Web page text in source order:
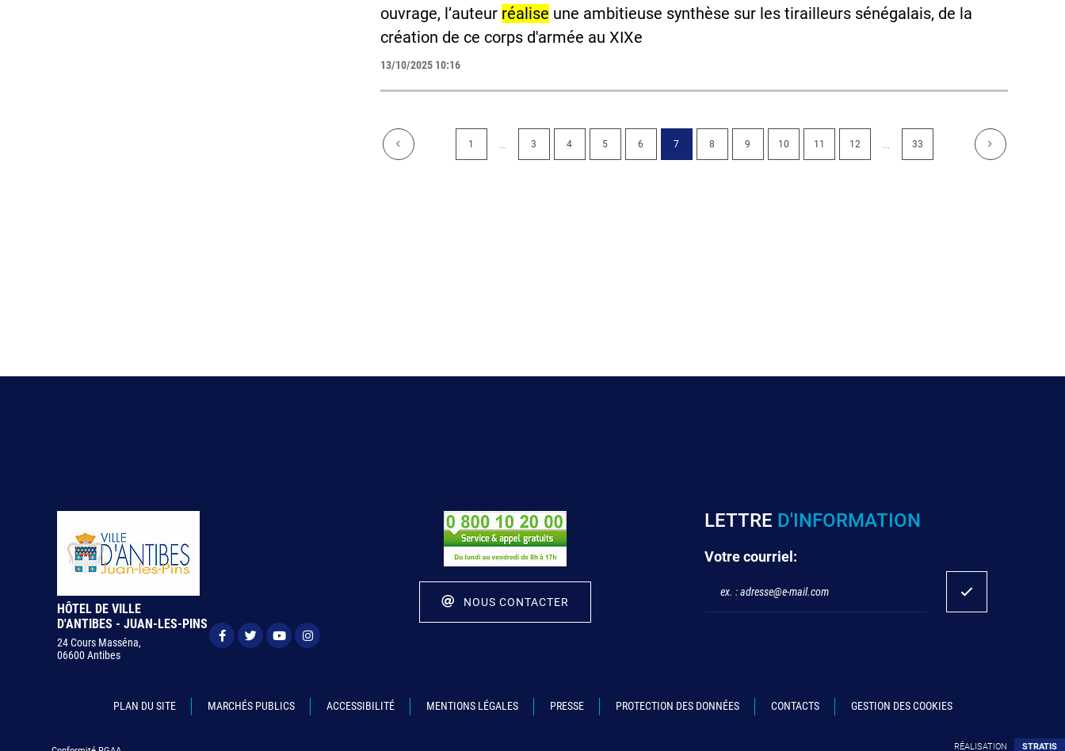
ouvrage, l’auteur réalise une ambitieuse synthèse sur les tirailleurs sénégalais, de la
création de ce corps d'armée au XIXe
13/10/2025 10:16
1 3 4 5 6 7 8 9 10 11 12 33
HÔTEL DE VILLE
D'ANTIBES - JUAN-LES-PINS
24 Cours Masséna,
06600 Antibes
NOUS CONTACTER
LETTRE D'INFORMATION
Votre courriel:
PLAN DU SITE MARCHÉS PUBLICS ACCESSIBILITÉ MENTIONS LÉGALES PRESSE PROTECTION DES DONNÉES CONTACTS GESTION DES COOKIES
RÉALISATION STRATIS